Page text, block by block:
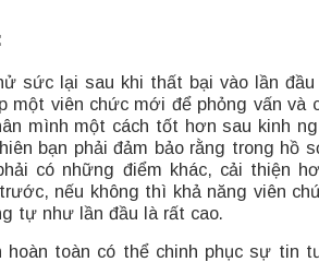
sức lại sau khi thất bại vào lần đầu
một viên chức mới để phỏng vấn và
mình một cách tốt hơn sau kinh
bạn phải đảm bảo rằng trong hồ
có những điểm khác, cải thiện
nếu không thì khả năng viên
tự như lần đầu là rất cao.
hoàn toàn có thể chinh phục sự tin